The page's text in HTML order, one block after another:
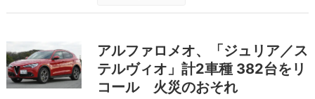
アルファロメオ、「ジュリア／ス
テルヴィオ」計2車種 382台をリ
コール 火災のおそれ